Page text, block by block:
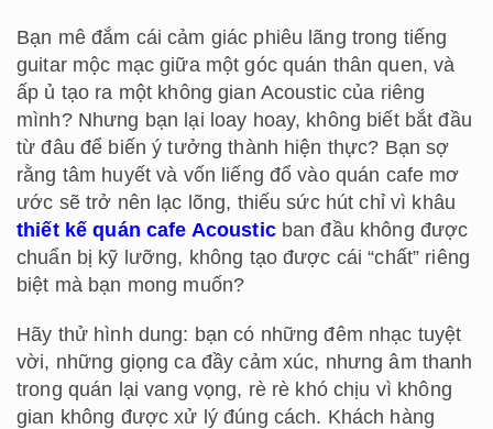
Bạn mê đắm cái cảm giác phiêu lãng trong tiếng
guitar mộc mạc giữa một góc quán thân quen, và
ấp ủ tạo ra một không gian Acoustic của riêng
mình? Nhưng bạn lại loay hoay, không biết bắt đầu
từ đâu để biến ý tưởng thành hiện thực? Bạn sợ
rằng tâm huyết và vốn liếng đổ vào quán cafe mơ
ước sẽ trở nên lạc lõng, thiếu sức hút chỉ vì khâu
thiết kế quán cafe Acousticban đầu không được
chuẩn bị kỹ lưỡng, không tạo được cái “chất” riêng
biệt mà bạn mong muốn?
Hãy thử hình dung: bạn có những đêm nhạc tuyệt
vời, những giọng ca đầy cảm xúc, nhưng âm thanh
trong quán lại vang vọng, rè rè khó chịu vì không
gian không được xử lý đúng cách. Khách hàng